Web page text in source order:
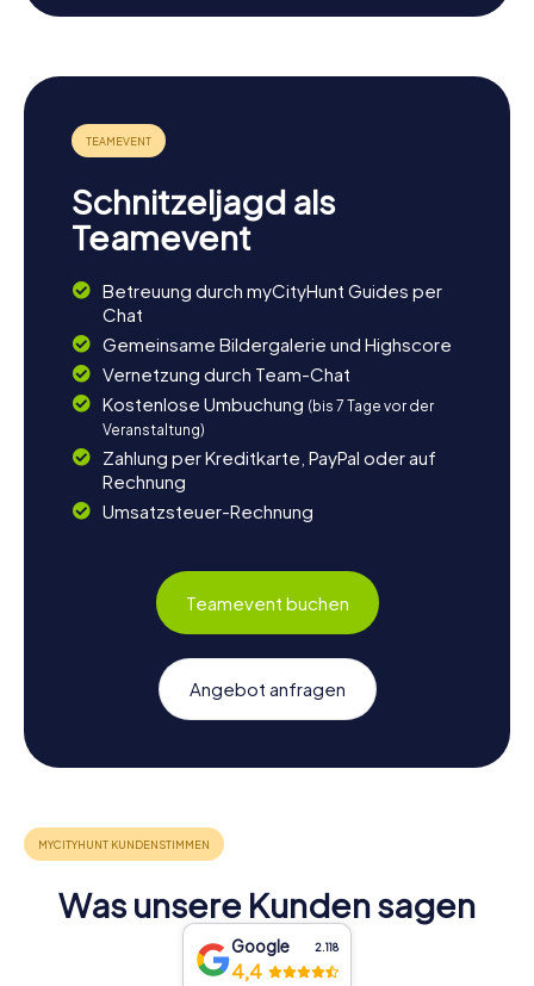
Nach der Schnitzeljagd in Chemillé-en-Anjou
Nach einer aufregenden Schnitzeljagd in Chemillé-en-
Anjou könnt ihr die Umgebung weiter erkunden. Besucht
das Château des Cloîtres, ein weiteres beeindruckendes
Schloss, das euch mit seiner Geschichte und Architektur in
einem der vielen Weingüter in der Umgebung und genießt
eine Weinverkostung. Für Naturliebhaber bietet sich ein
Spaziergang entlang der Hyrôme an, wo ihr die idyllische
den Tag bei einem gemütlichen Abendessen in einem der
lokalen Restaurants ausklingen und genießt die regionale
Küche.
Schnitzeljagd als
Teamevent
Betreuung durch myCityHunt Guides per
Chat
Gemeinsame Bildergalerie und Highscore
Vernetzung durch Team-Chat
Kostenlose Umbuchung (bis 7 Tage vor der
Veranstaltung)
Zahlung per Kreditkarte, PayPal oder auf
Rechnung
Umsatzsteuer-Rechnung
Teamevent buchen
Angebot anfragen
Was unsere Kunden sagen
Google 2.118
4,4